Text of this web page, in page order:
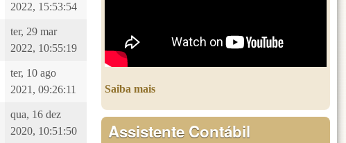
2022, 15:53:54
ter, 29 mar
2022, 10:55:19
ter, 10 ago
2021, 09:26:11
qua, 16 dez
2020, 10:51:50
Saiba mais
Assistente Contábil